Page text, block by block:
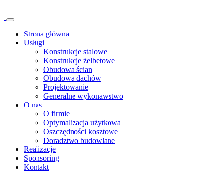
Strona główna
Usługi
Konstrukcje stalowe
Konstrukcje żelbetowe
Obudowa ścian
Obudowa dachów
Projektowanie
Generalne wykonawstwo
O nas
O firmie
Optymalizacja użytkowa
Oszczędności kosztowe
Doradztwo budowlane
Realizacje
Sponsoring
Kontakt